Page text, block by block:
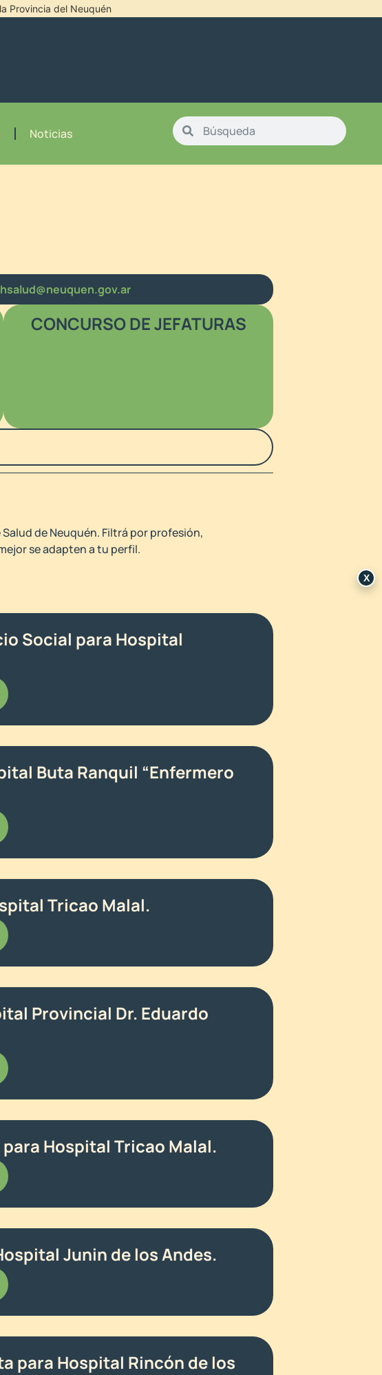
Provincia del Neuquén
Noticias
CONCURSO DE JEFATURAS
de Neuquén. Filtrá por profesión,
se adapten a tu perfil.
Social para Hospital
Buta Ranquil “Enfermero
Tricao Malal.
Provincial Dr. Eduardo
Hospital Tricao Malal.
Junin de los Andes.
para Hospital Rincón de los
X